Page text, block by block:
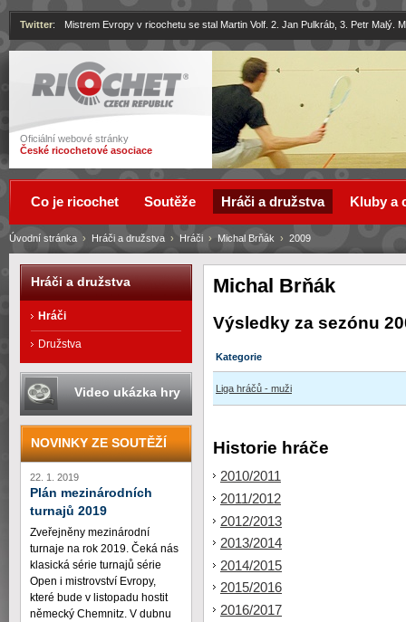
Ricochet
Oficiální webové stránky
České ricochetové asociace
Twitter: Mistrem Evropy v ricochetu se stal Martin Volf. 2. Jan Pulkráb, 3. Petr Malý.
Michal Brňák
Výsledky za sezónu
Kategorie
Liga hráčů - muži
Historie hráče
2010/2011
2011/2012
2012/2013
2013/2014
2014/2015
2015/2016
2016/2017
Úvodní stránka › Hráči a družstva › Hráči › Michal Brňák › 2009
Co je ricochet Soutěže Hráči a družstva Kluby a
Hráči a družstva
Hráči
Družstva
Video ukázka hry
NOVINKY ZE SOUTĚŽÍ
22. 1. 2019
Plán mezinárodních
turnajů 2019
Zveřejněny mezinárodní
turnaje na rok 2019. Čeká nás
klasická série turnajů série
Open i mistrovství Evropy,
které bude v listopadu hostit
německý Chemnitz. V dubnu